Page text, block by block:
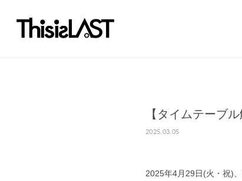
【タイムテーブ
2025.03.05
2025年4月29日(火・祝)